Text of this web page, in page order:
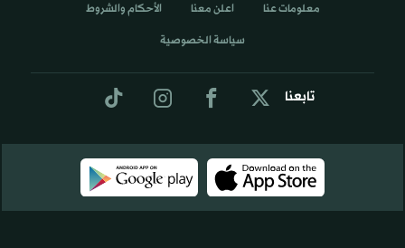
تابعنا
معلومات عنا اعلن معنا الأحكام والشروط
سياسة الخصوصية